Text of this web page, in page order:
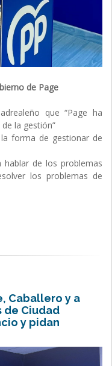
de Page
que “Page ha
la gestión”
forma de gestionar de
hablar de los problemas
los problemas de
Caballero y a
de Ciudad
y pidan